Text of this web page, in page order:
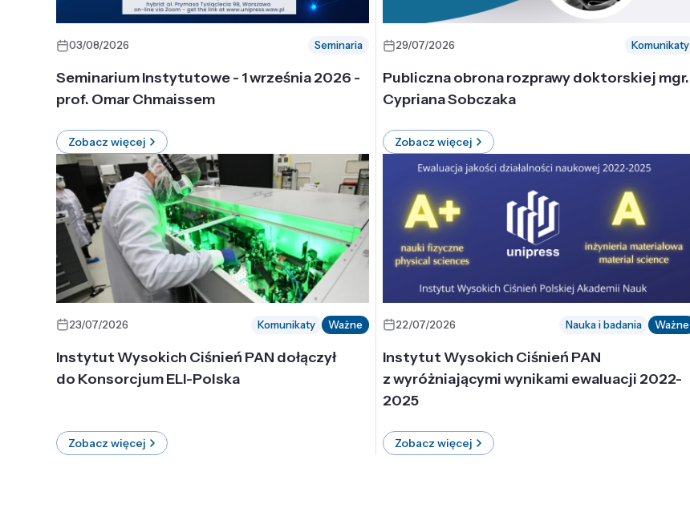
03/08/2026 Seminaria
Seminarium Instytutowe - 1 września 2026 -
prof. Omar Chmaissem
Zobacz więcej
29/07/2026 Komunikaty
Publiczna obrona rozprawy doktorskiej mgr.
Cypriana Sobczaka
Zobacz więcej
23/07/2026 Komunikaty Ważne
Instytut Wysokich Ciśnień PAN dołączył
do Konsorcjum ELI-Polska
Zobacz więcej
22/07/2026 Nauka i badania Ważne
Instytut Wysokich Ciśnień PAN
z wyróżniającymi wynikami ewaluacji 2022-
2025
Zobacz więcej